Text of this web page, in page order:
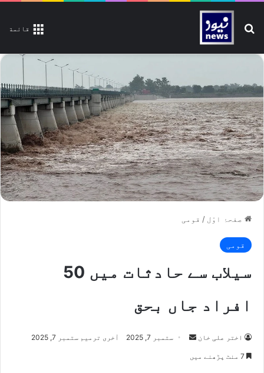
قائمة تلاش کیجیے
صفحۂ اوّل / قومی
قومی
سیلاب سے حادثات میں 50
افراد جاں بحق
اختر علی خان ستمبر 7, 2025 آخری ترمیم ستمبر 7, 2025